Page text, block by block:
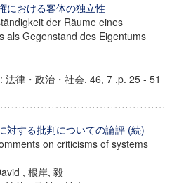
における客体の独立性
der Räume eines
als Gegenstand des Eigentums
法律・政治・社会. 46, 7 ,p. 25 - 51
対する批判についての論評 (続)
on criticisms of systems
, 根岸, 毅